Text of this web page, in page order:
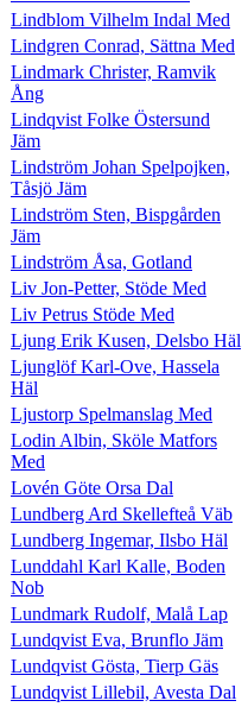
Lindblom Vilhelm Indal Med
Lindgren Conrad, Sättna Med
Lindmark Christer, Ramvik
Ång
Lindqvist Folke Östersund
Jäm
Lindström Johan Spelpojken,
Tåsjö Jäm
Lindström Sten, Bispgården
Jäm
Lindström Åsa, Gotland
Liv Jon-Petter, Stöde Med
Liv Petrus Stöde Med
Ljung Erik Kusen, Delsbo Häl
Ljunglöf Karl-Ove, Hassela
Häl
Ljustorp Spelmanslag Med
Lodin Albin, Sköle Matfors
Med
Lovén Göte Orsa Dal
Lundberg Ard Skellefteå Väb
Lundberg Ingemar, Ilsbo Häl
Lunddahl Karl Kalle, Boden
Nob
Lundmark Rudolf, Malå Lap
Lundqvist Eva, Brunflo Jäm
Lundqvist Gösta, Tierp Gäs
Lundqvist Lillebil, Avesta Dal